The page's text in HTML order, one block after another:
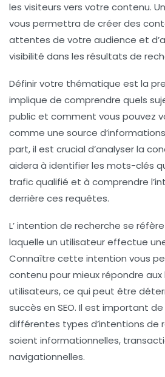
les visiteurs vers votre contenu.
vous permettra de créer des
attentes de votre audience et
visibilité dans les résultats de
Définir votre thématique est la
implique de comprendre quels
public et comment vous pouvez
comme une source
part, il est crucial d’analyser la
aidera à identifier les mots-clés
trafic qualifié et à comprendre
derrière ces requêtes.
L’intention de recherche se
laquelle un utilisateur effectue
Connaître cette intention vous
contenu pour mieux répondre aux
utilisateurs, ce qui peut être
succès en SEO. Il est important
différentes types d’intentions de
soient informationnelles,
navigationnelles.